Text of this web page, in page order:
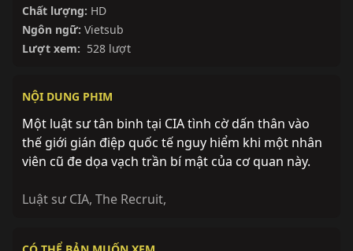
Chất lượng: HD
Ngôn ngữ: Vietsub
Lượt xem: 528 lượt
NỘI DUNG PHIM
Một luật sư tân binh tại CIA tình cờ dấn thân vào
thế giới gián điệp quốc tế nguy hiểm khi một nhân
viên cũ đe dọa vạch trần bí mật của cơ quan này.
Luật sư CIA, The Recruit,